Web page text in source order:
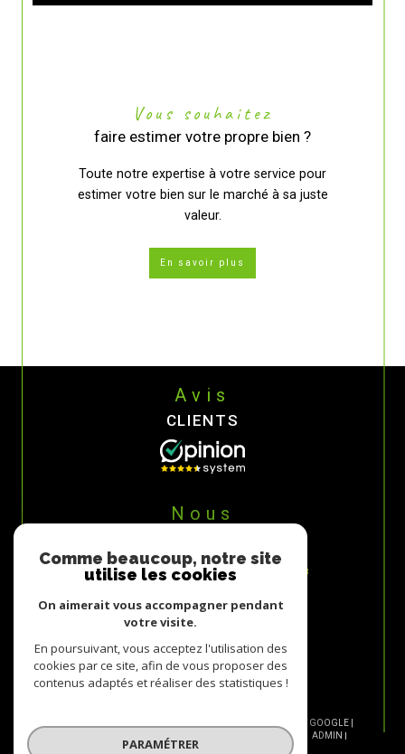
Vous souhaitez
faire estimer votre propre bien ?
Toute notre expertise à votre service pour
estimer votre bien sur le marché à sa juste
valeur.
En savoir plus
Avis
CLIENTS
Nous
© 2026 | TOUS DROITS RÉSERVÉS | TRADUCTION POWERED BY GOOGLE |
PLAN DU SITE MENTIONS LÉGALES
ADMIN
NOS LIENS
POLITIQUE RGPD
Comme beaucoup, notre site
utilise les cookies
On aimerait vous accompagner pendant
votre visite.
En poursuivant, vous acceptez l'utilisation des
cookies par ce site, afin de vous proposer des
contenus adaptés et réaliser des statistiques !
PARAMÉTRER